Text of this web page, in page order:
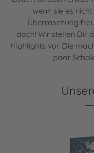
wenn sie es
Überraschung
doch! Wir stellen Dir
Highlights vor. Die
paar